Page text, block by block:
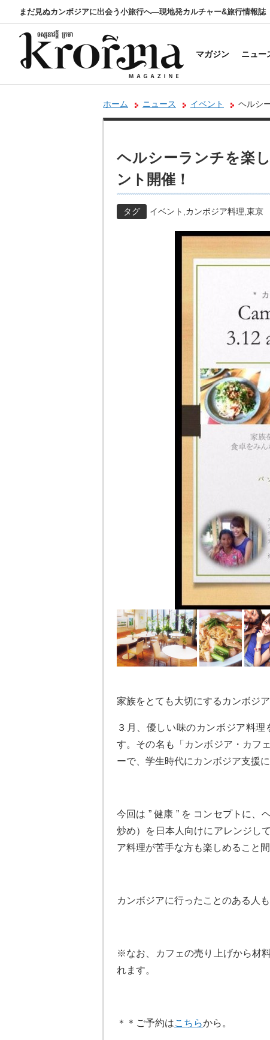
まだ見ぬカンボジアに出会う小旅行へ―現地発カルチャー&旅行情報誌
マガジン ニュー
ホーム ニュース イベント ヘルシ
ヘルシーランチを楽
ント開催！
タグ イベント カンボジア料理 東京
家族をとても大切にするカンボジア
３月、優しい味のカンボジア料
す。その名も「カンボジア・カフ
ーで、学生時代にカンボジア支援
今回は ” 健康 ” を コンセプトに、
炒め）を日本人向けにアレンジし
ア料理が苦手な方も楽しめること間
カンボジアに行ったことのある人
※なお、カフェの売り上げから材
れます。
＊＊ご予約はこちらから。